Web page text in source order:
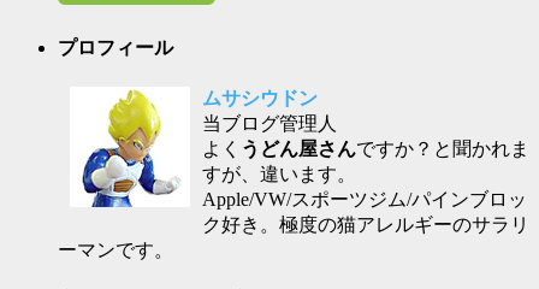
プロフィール
ムサシウドン
当ブログ管理人
よく うどん屋さんですか？と聞かれま
すが、違います。
Apple/VW/スポーツジム/パインブロッ
ク好き。極度の猫アレルギーのサラリ
ーマンです。